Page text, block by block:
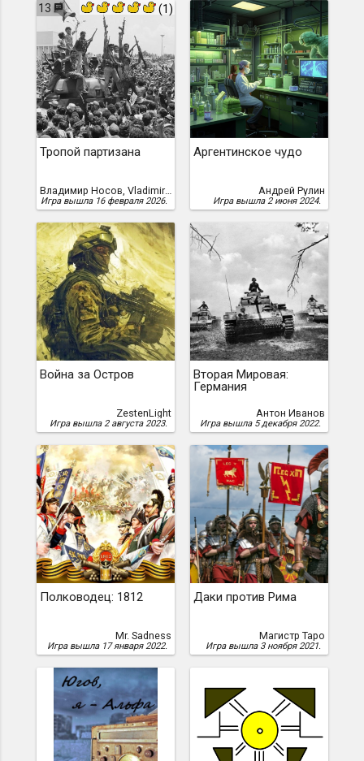
13 (1)
Тропой партизана
Владимир Носов, Vladimir Nosov
Игра вышла 16 февраля 2026.
Аргентинское чудо
Андрей Рулин
Игра вышла 2 июня 2024.
Война за Остров
ZestenLight
Игра вышла 2 августа 2023.
Вторая Мировая:
Германия
Антон Иванов
Игра вышла 5 декабря 2022.
Полководец: 1812
Mr. Sadness
Игра вышла 17 января 2022.
Даки против Рима
Магистр Таро
Игра вышла 3 ноября 2021.